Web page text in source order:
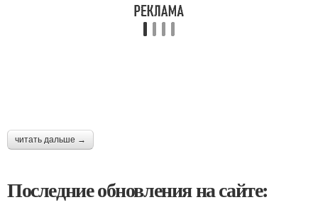
читать дальше →
Последние обновления на сайте: